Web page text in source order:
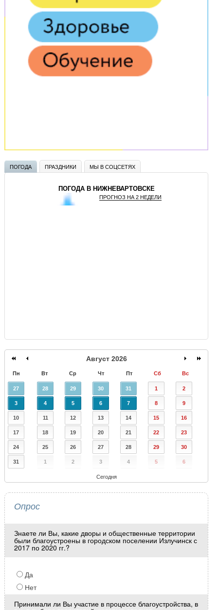
ПОГОДА ПРАЗДНИКИ МЫ В СОЦСЕТЯХ
ПОГОДА В НИЖНЕВАРТОВСКЕ
ПРОГНОЗ НА 2 НЕДЕЛИ
Август 2026
Пн Вт Ср Чт Пт Сб Вс
27 28 29 30 31 1 2
3 4 5 6 7 8 9
10 11 12 13 14 15 16
17 18 19 20 21 22 23
24 25 26 27 28 29 30
31 1 2 3 4 5 6
Сегодня
Опрос
Знаете ли Вы, какие дворы и общественные территории
были благоустроены в городском поселении Излучинск с
2017 по 2020 гг.?
Да
Нет
Принимали ли Вы участие в процессе благоустройства, в